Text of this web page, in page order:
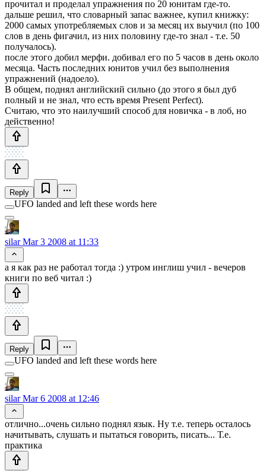
прочитал и проделал упражнения по 20 юнитам где-то.
дальше решил, что словарный запас важнее, купил книжку:
2000 самых употребляемых слов и за месяц их выучил (по 100
слов в день фигачил, из них половину где-то знал - т.е. 50
получалось).
после этого добил мерфи. добивал его по 5 часов в день около
месяца. Часть последних юнитов учил без выполнения
упражнений (надоело).
В общем, поднял английский сильно (до этого я был дуб
полный и не знал, что есть время Present Perfect).
Считаю, что это наилучший способ для новичка - в лоб, но
действенно!
Reply
UFO landed and left these words here
silarMar 3 2008 at 11:33
а я как раз не работал тогда :) утром инглиш учил - вечеров
книги по веб читал :)
Reply
UFO landed and left these words here
silarMar 6 2008 at 12:46
отлично...очень сильно поднял язык. Ну т.е. теперь осталось
начитывать, слушать и пытаться говорить, писать... Т.е.
практика